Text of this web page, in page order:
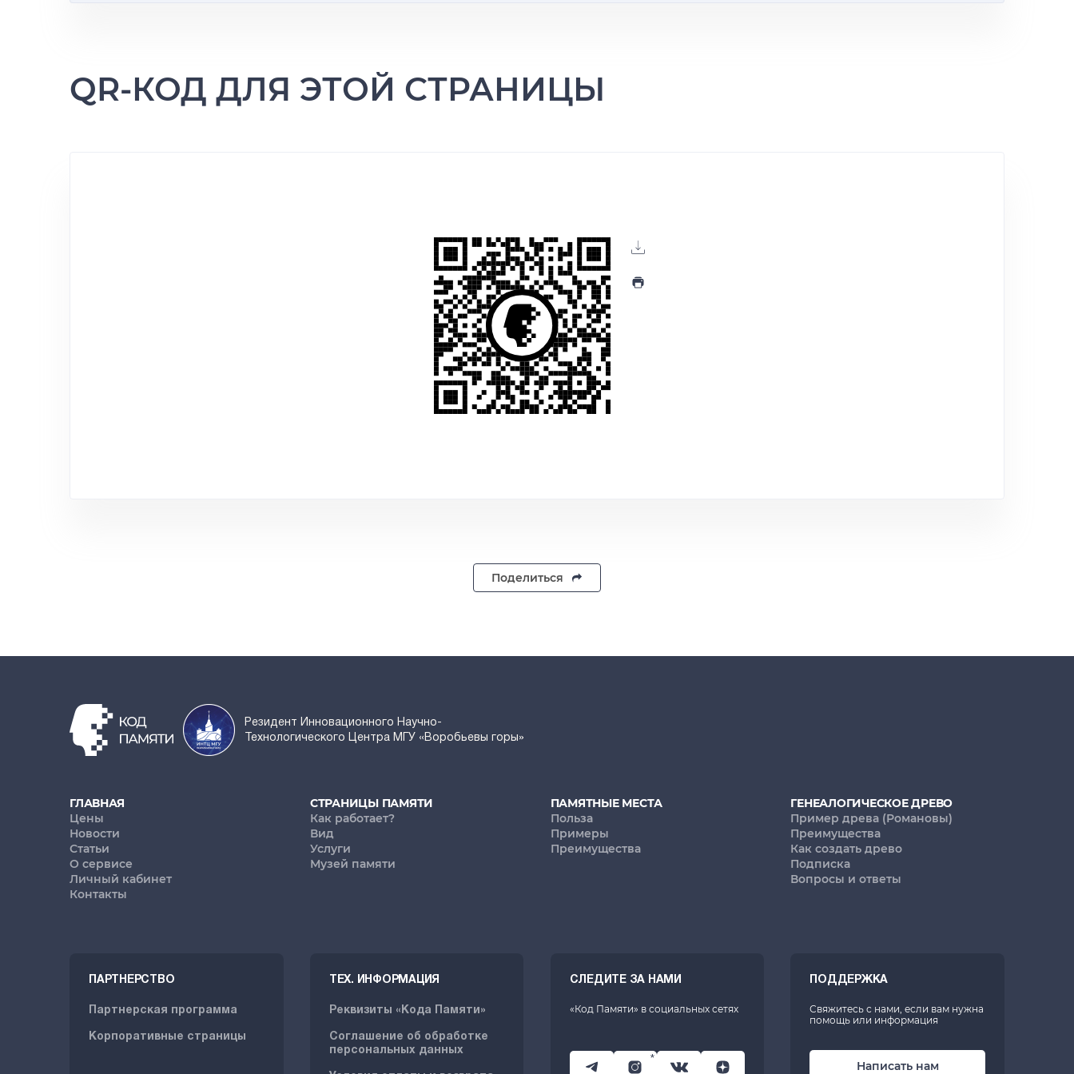
QR-КОД ДЛЯ ЭТОЙ СТРАНИЦЫ
Поделиться
Резидент Инновационного Научно-
Технологического Центра МГУ «Воробьевы горы»
ГЛАВНАЯ
Цены
Новости
Статьи
О сервисе
Личный кабинет
Контакты
СТРАНИЦЫ ПАМЯТИ
Как работает?
Вид
Услуги
Музей памяти
ПАМЯТНЫЕ МЕСТА
Польза
Примеры
Преимущества
ГЕНЕАЛОГИЧЕСКОЕ ДРЕВО
Пример древа (Романовы)
Преимущества
Как создать древо
Подписка
Вопросы и ответы
ПАРТНЕРСТВО
Партнерская программа
Корпоративные страницы
ТЕХ. ИНФОРМАЦИЯ
Реквизиты «Кода Памяти»
Соглашение об обработке
персональных данных
СЛЕДИТЕ ЗА НАМИ
«Код Памяти» в социальных сетях
*
ПОДДЕРЖКА
Свяжитесь с нами, если вам нужна
помощь или информация
Написать нам